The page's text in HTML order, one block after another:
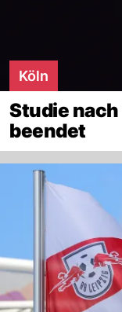
Köln
Studie
beendet